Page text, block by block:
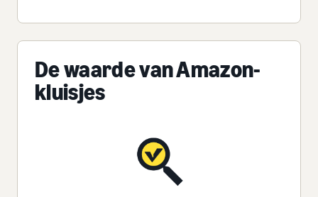
De waarde van Amazon-
kluisjes